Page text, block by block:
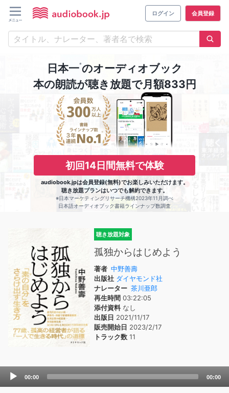
ログイン 会員登録
日本一※のオーディオブック
本の朗読が聴き放題で月額833円
初回14日間無料で体験
audiobook.jpは会員登録(無料)でお楽しみいただけます。
聴き放題プランはいつでも解約できます。
※日本マーケティングリサーチ機構2023年11月調べ
日本語オーディオブック書籍ラインナップ数調査
聴き放題対象
孤独からはじめよう
著者 中野善壽
出版社 ダイヤモンド社
ナレーター 茶川亜郎
再生時間 03:22:05
添付資料なし
出版日 2021/11/17
販売開始日 2023/2/17
トラック数 11
Audio
Player
00:00 00:00